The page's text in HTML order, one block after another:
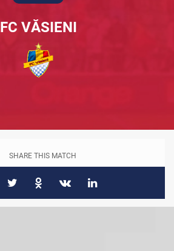
FC VĂSIENI
SHARE THIS MATCH